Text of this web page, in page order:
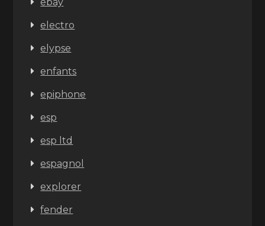
electro
elypse
enfants
epiphone
esp
esp ltd
espagnol
explorer
fender